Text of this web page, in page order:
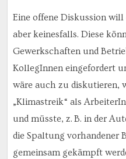
Eine offene Diskussion
aber keinesfalls. Diese
Gewerkschaften und
KollegInnen eingefordert
wäre auch zu diskutieren,
„Klimastreik“ als
und müsste, z. B. in der
die Spaltung vorhandener
gemeinsam gekämpft